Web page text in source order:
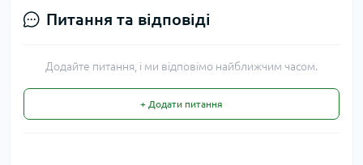
Питання та відповіді
Додайте питання, і ми відповімо найближчим часом.
+ Додати питання